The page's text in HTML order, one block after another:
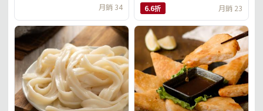
月銷 34 6.6折 月銷 23